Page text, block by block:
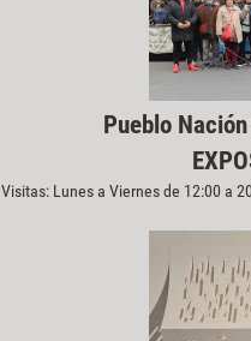
Pueblo
Visitas: Lunes a Viernes de 12:00 a